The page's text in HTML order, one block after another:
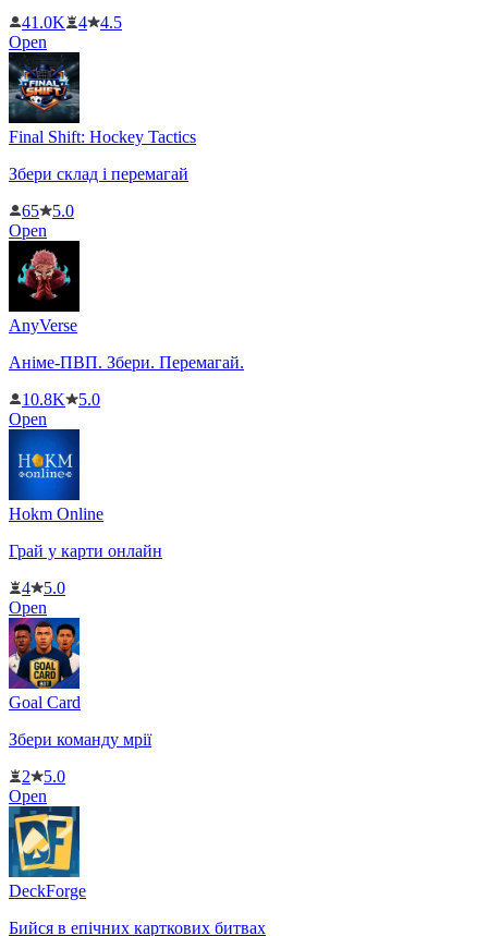
41.0K
4
4.5
Open
Final Shift: Hockey Tactics
Збери склад і перемагай
65
5.0
Open
AnyVerse
Аніме-ПВП. Збери. Перемагай.
10.8K
5.0
Open
Hokm Online
Грай у карти онлайн
4
5.0
Open
Goal Card
Збери команду мрії
2
5.0
Open
DeckForge
Бийся в епічних карткових битвах